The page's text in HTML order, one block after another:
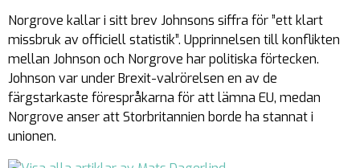
Norgrove kallar i sitt brev Johnsons siffra för ”ett klart
missbruk av officiell statistik”. Upprinnelsen till konflikten
mellan Johnson och Norgrove har politiska förtecken.
Johnson var under Brexit-valrörelsen en av de
färgstarkaste förespråkarna för att lämna EU, medan
Norgrove anser att Storbritannien borde ha stannat i
unionen.